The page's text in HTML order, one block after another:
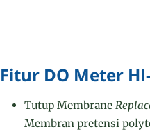
Fitur DO Meter
Tutup Membrane
Membran pretensi